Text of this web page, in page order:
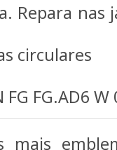
Repara nas
circulares
FG.AD6 W